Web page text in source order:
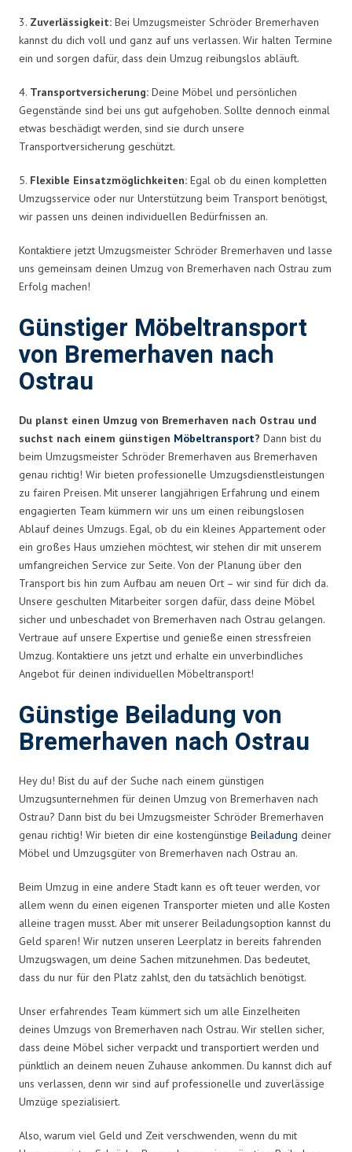
3. Zuverlässigkeit: Bei Umzugsmeister Schröder Bremerhaven
kannst du dich voll und ganz auf uns verlassen. Wir halten Termine
ein und sorgen dafür, dass dein Umzug reibungslos abläuft.
4. Transportversicherung: Deine Möbel und persönlichen
Gegenstände sind bei uns gut aufgehoben. Sollte dennoch einmal
etwas beschädigt werden, sind sie durch unsere
Transportversicherung geschützt.
5. Flexible Einsatzmöglichkeiten: Egal ob du einen kompletten
Umzugsservice oder nur Unterstützung beim Transport benötigst,
wir passen uns deinen individuellen Bedürfnissen an.
Kontaktiere jetzt Umzugsmeister Schröder Bremerhaven und lasse
uns gemeinsam deinen Umzug von Bremerhaven nach Ostrau zum
Erfolg machen!
Günstiger Möbeltransport
von Bremerhaven nach
Ostrau
Du planst einen Umzug von Bremerhaven nach Ostrau und
suchst nach einem günstigen Möbeltransport? Dann bist du
beim Umzugsmeister Schröder Bremerhaven aus Bremerhaven
genau richtig! Wir bieten professionelle Umzugsdienstleistungen
zu fairen Preisen. Mit unserer langjährigen Erfahrung und einem
engagierten Team kümmern wir uns um einen reibungslosen
Ablauf deines Umzugs. Egal, ob du ein kleines Appartement oder
ein großes Haus umziehen möchtest, wir stehen dir mit unserem
umfangreichen Service zur Seite. Von der Planung über den
Transport bis hin zum Aufbau am neuen Ort – wir sind für dich da.
Unsere geschulten Mitarbeiter sorgen dafür, dass deine Möbel
sicher und unbeschadet von Bremerhaven nach Ostrau gelangen.
Vertraue auf unsere Expertise und genieße einen stressfreien
Umzug. Kontaktiere uns jetzt und erhalte ein unverbindliches
Angebot für deinen individuellen Möbeltransport!
Günstige Beiladung von
Bremerhaven nach Ostrau
Hey du! Bist du auf der Suche nach einem günstigen
Umzugsunternehmen für deinen Umzug von Bremerhaven nach
Ostrau? Dann bist du bei Umzugsmeister Schröder Bremerhaven
genau richtig! Wir bieten dir eine kostengünstige Beiladung deiner
Möbel und Umzugsgüter von Bremerhaven nach Ostrau an.
Beim Umzug in eine andere Stadt kann es oft teuer werden, vor
allem wenn du einen eigenen Transporter mieten und alle Kosten
alleine tragen musst. Aber mit unserer Beiladungsoption kannst du
Geld sparen! Wir nutzen unseren Leerplatz in bereits fahrenden
Umzugswagen, um deine Sachen mitzunehmen. Das bedeutet,
dass du nur für den Platz zahlst, den du tatsächlich benötigst.
Unser erfahrendes Team kümmert sich um alle Einzelheiten
deines Umzugs von Bremerhaven nach Ostrau. Wir stellen sicher,
dass deine Möbel sicher verpackt und transportiert werden und
pünktlich an deinem neuen Zuhause ankommen. Du kannst dich auf
uns verlassen, denn wir sind auf professionelle und zuverlässige
Umzüge spezialisiert.
Also, warum viel Geld und Zeit verschwenden, wenn du mit